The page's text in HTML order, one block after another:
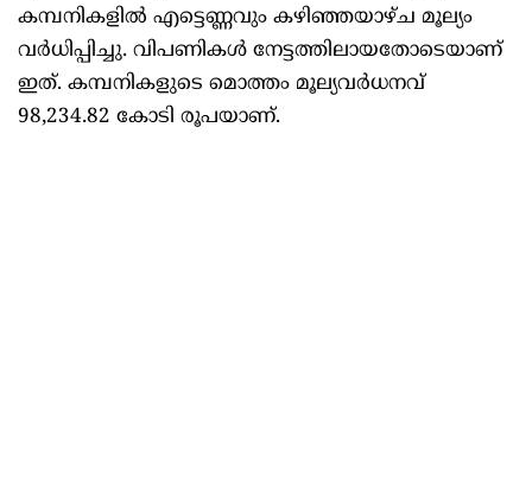
കമ്പനികളില്‍ എട്ടെണ്ണവും കഴിഞ്ഞയാഴ്ച മൂല്യം
വര്‍ധിപ്പിച്ചു. വിപണികള്‍ നേട്ടത്തിലായതോടെയാണ്
ഇത്. കമ്പനികളുടെ മൊത്തം മൂല്യവര്‍ധനവ്
98,234.82 കോടി രൂപയാണ്.